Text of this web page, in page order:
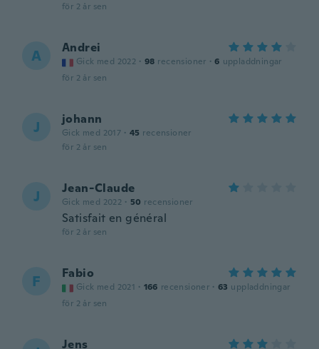
för 2 år sen
A Andrei
Gick med 2022 · 98 recensioner · 6 uppladdningar
för 2 år sen
J johann
Gick med 2017 · 45 recensioner
för 2 år sen
J Jean-Claude
Gick med 2022 · 50 recensioner
Satisfait en général
för 2 år sen
F Fabio
Gick med 2021 · 166 recensioner · 63 uppladdningar
för 2 år sen
Jens